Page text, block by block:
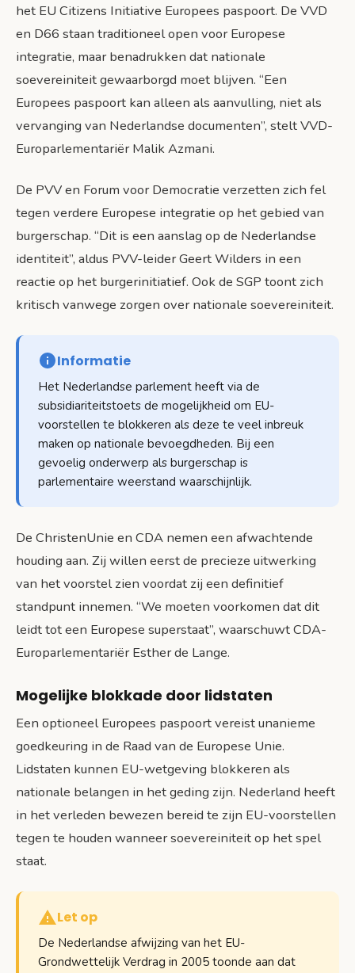
het EU Citizens Initiative Europees paspoort. De VVD
en D66 staan traditioneel open voor Europese
integratie, maar benadrukken dat nationale
soevereiniteit gewaarborgd moet blijven. “Een
Europees paspoort kan alleen als aanvulling, niet als
vervanging van Nederlandse documenten”, stelt VVD-
Europarlementariër Malik Azmani.
De PVV en Forum voor Democratie verzetten zich fel
tegen verdere Europese integratie op het gebied van
burgerschap. “Dit is een aanslag op de Nederlandse
identiteit”, aldus PVV-leider Geert Wilders in een
reactie op het burgerinitiatief. Ook de SGP toont zich
kritisch vanwege zorgen over nationale soevereiniteit.
Informatie
Het Nederlandse parlement heeft via de
subsidiariteitstoets de mogelijkheid om EU-
voorstellen te blokkeren als deze te veel inbreuk
maken op nationale bevoegdheden. Bij een
gevoelig onderwerp als burgerschap is
parlementaire weerstand waarschijnlijk.
De ChristenUnie en CDA nemen een afwachtende
houding aan. Zij willen eerst de precieze uitwerking
van het voorstel zien voordat zij een definitief
standpunt innemen. “We moeten voorkomen dat dit
leidt tot een Europese superstaat”, waarschuwt CDA-
Europarlementariër Esther de Lange.
Mogelijke blokkade door lidstaten
Een optioneel Europees paspoort vereist unanieme
goedkeuring in de Raad van de Europese Unie.
Lidstaten kunnen EU-wetgeving blokkeren als
nationale belangen in het geding zijn. Nederland heeft
in het verleden bewezen bereid te zijn EU-voorstellen
tegen te houden wanneer soevereiniteit op het spel
staat.
Let op
De Nederlandse afwijzing van het EU-
Grondwettelijk Verdrag in 2005 toonde aan dat